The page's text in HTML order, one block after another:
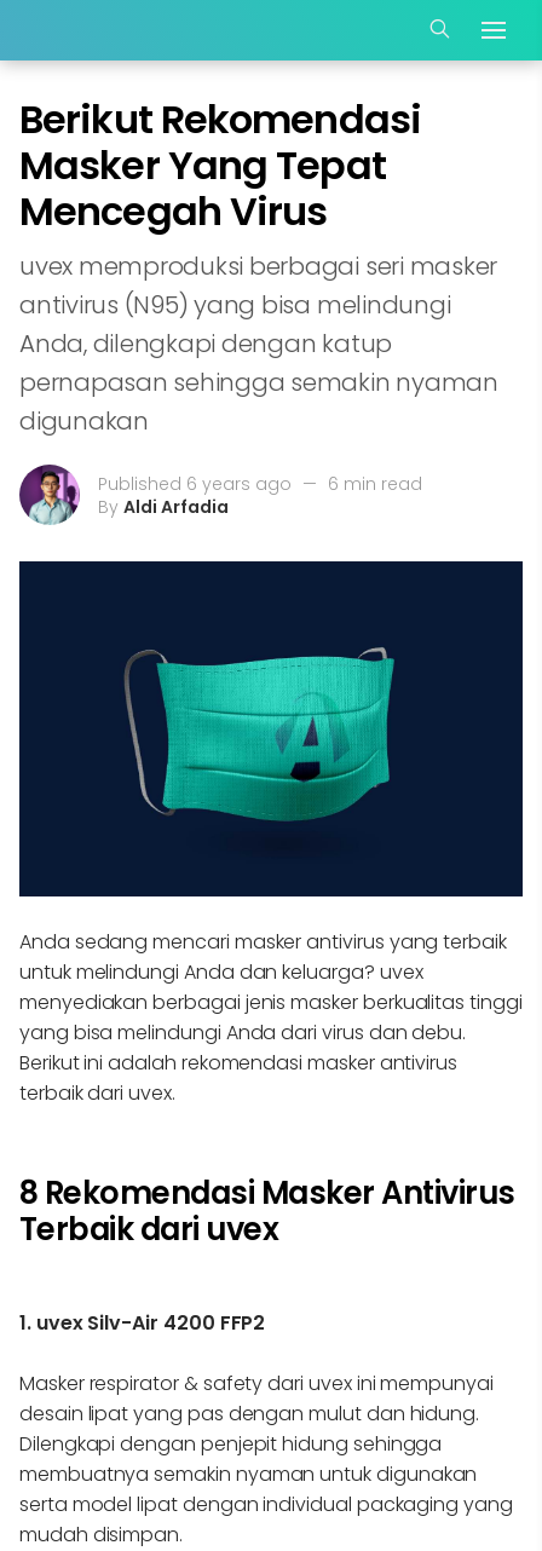
Berikut Rekomendasi
Masker Yang Tepat
Mencegah Virus
uvex memproduksi berbagai seri masker
antivirus (N95) yang bisa melindungi
Anda, dilengkapi dengan katup
pernapasan sehingga semakin nyaman
digunakan
Published 6 years ago — 6 min read
By Aldi Arfadia
Anda sedang mencari masker antivirus yang terbaik
untuk melindungi Anda dan keluarga? uvex
menyediakan berbagai jenis masker berkualitas tinggi
yang bisa melindungi Anda dari virus dan debu.
Berikut ini adalah rekomendasi masker antivirus
terbaik dari uvex.
8 Rekomendasi Masker Antivirus
Terbaik dari uvex
1. uvex Silv-Air 4200 FFP2
Masker respirator & safety dari uvex ini mempunyai
desain lipat yang pas dengan mulut dan hidung.
Dilengkapi dengan penjepit hidung sehingga
membuatnya semakin nyaman untuk digunakan
serta model lipat dengan individual packaging yang
mudah disimpan.